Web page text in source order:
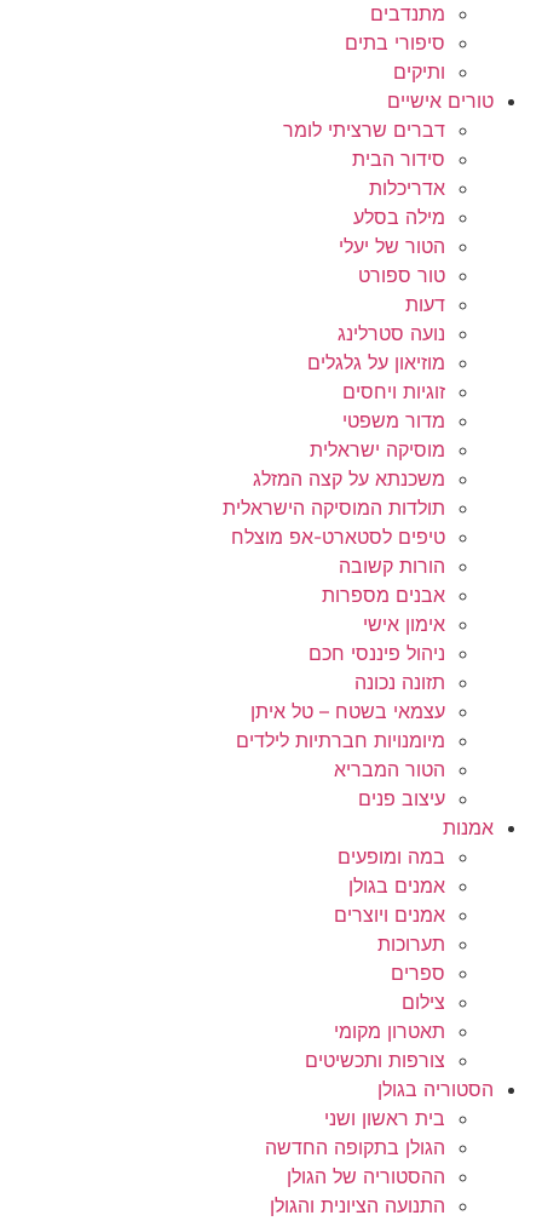
מתנדבים
סיפורי בתים
ותיקים
טורים אישיים
דברים שרציתי לומר
סידור הבית
אדריכלות
מילה בסלע
הטור של יעלי
טור ספורט
דעות
נועה סטרלינג
מוזיאון על גלגלים
זוגיות ויחסים
מדור משפטי
מוסיקה ישראלית
משכנתא על קצה המזלג
תולדות המוסיקה הישראלית
טיפים לסטארט-אפ מוצלח
הורות קשובה
אבנים מספרות
אימון אישי
ניהול פיננסי חכם
תזונה נכונה
עצמאי בשטח – טל איתן
מיומנויות חברתיות לילדים
הטור המבריא
עיצוב פנים
אמנות
במה ומופעים
אמנים בגולן
אמנים ויוצרים
תערוכות
ספרים
צילום
תאטרון מקומי
צורפות ותכשיטים
הסטוריה בגולן
בית ראשון ושני
הגולן בתקופה החדשה
ההסטוריה של הגולן
התנועה הציונית והגולן